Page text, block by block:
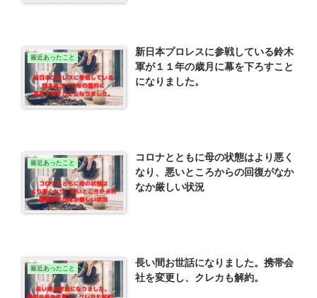
最近あったこと
新日本プロレスに参戦している鈴木
軍が１１年の歳月に幕を下ろすこと
になりました。
最近あったこと
コロナとともに母の状態はより悪く
なり、悪いところからの回復がなか
なか厳しい状況
最近あったこと
長い間お世話になりました。携帯会
社を変更し、クレカも解約。